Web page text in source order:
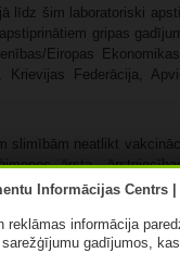
līdz šim laboratoriski
gripas
Eiropas
Federācija,
slimībām neatlikt
ārsta,
reizē.
reklāmas informācija
gadījumos,